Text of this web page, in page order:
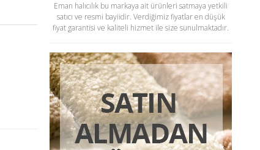
Eman halıcılık bu markaya ait ürünleri satmaya yetkili
satıcı ve resmi bayiidir. Verdiğimiz fiyatlar en düşük
fiyat garantisi ve kaliteli hizmet ile size sunulmaktadır.